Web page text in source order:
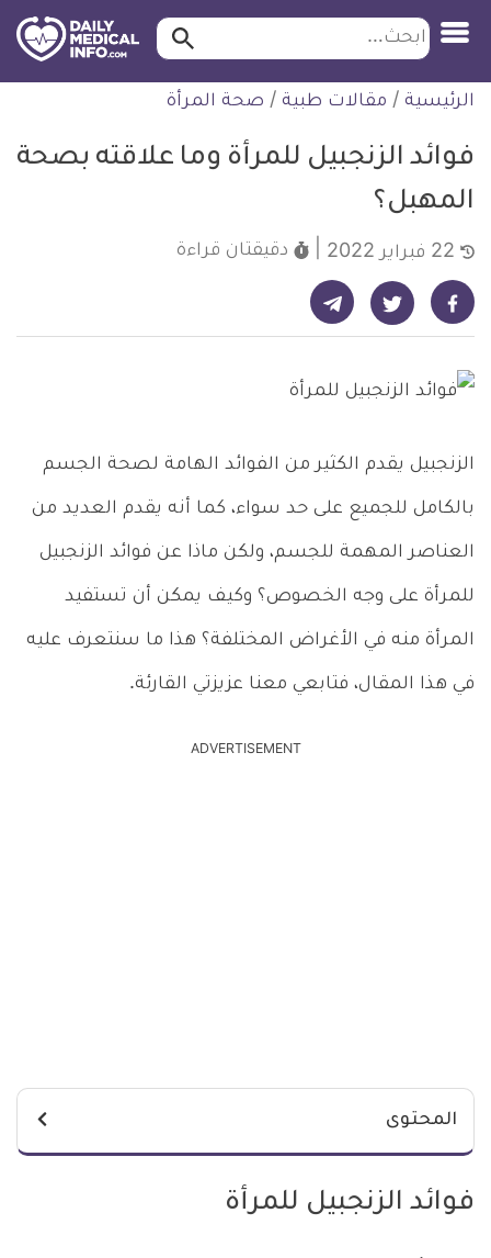
التخطي
للمحتوى
ابحث ابحث…
الرئيسية / مقالات طبية / صحة المرأة
فوائد الزنجبيل للمرأة وما علاقته بصحة
المهبل؟
دقيقتان قراءة
شارك على فيسبوك - ديلي ميديكال انفو شارك على تويتر - ديلي ميديكال انفو شارك على تيليجرام - ديلي ميديكال انفو
الزنجبيل يقدم الكثير من الفوائد الهامة لصحة الجسم
بالكامل للجميع على حد سواء، كما أنه يقدم العديد من
العناصر المهمة للجسم، ولكن ماذا عن فوائد الزنجبيل
للمرأة على وجه الخصوص؟ وكيف يمكن أن تستفيد
المرأة منه في الأغراض المختلفة؟ هذا ما سنتعرف عليه
في هذا المقال، فتابعي معنا عزيزتي القارئة.
ADVERTISEMENT
المحتوى
فوائد الزنجبيل للمرأة